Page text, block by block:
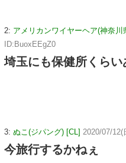
2: アメリカンワイヤーヘア(神奈川
ID:BuoxEEgZ0
埼玉にも保健所くらい
3: ぬこ(ジパング) [CL] 2020/07/12(
今旅行するかねぇ